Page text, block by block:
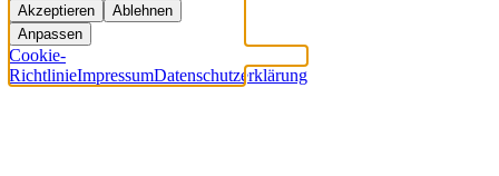
Akzeptieren
Ablehnen
Anpassen
Cookie-
RichtlinieImpressumDatenschutzerklärung